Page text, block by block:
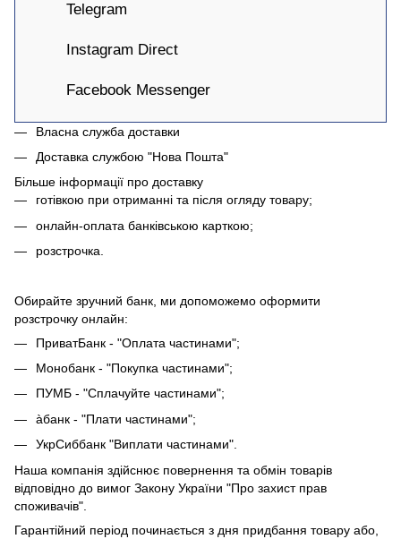
Telegram
Instagram Direct
Facebook Messenger
Власна служба доставки
Доставка службою "Нова Пошта"
Більше інформації про доставку
готівкою при отриманні та після огляду товару;
онлайн-оплата банківською карткою;
розстрочка.
Обирайте зручний банк, ми допоможемо оформити
розстрочку онлайн:
ПриватБанк - "Оплата частинами";
Монобанк - "Покупка частинами";
ПУМБ - "Сплачуйте частинами";
àбанк - "Плати частинами";
УкрСиббанк "Виплати частинами".
Наша компанія здійснює повернення та обмін товарів
відповідно до вимог Закону України "Про захист прав
споживачів".
Гарантійний період починається з дня придбання товару або,